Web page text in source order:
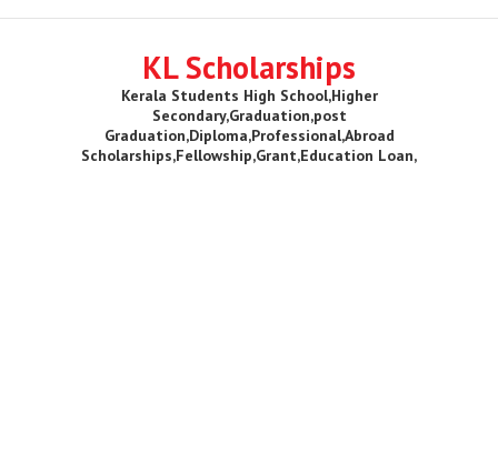
KL Scholarships
Kerala Students High School,Higher
Secondary,Graduation,post
Graduation,Diploma,Professional,Abroad
Scholarships,Fellowship,Grant,Education Loan,